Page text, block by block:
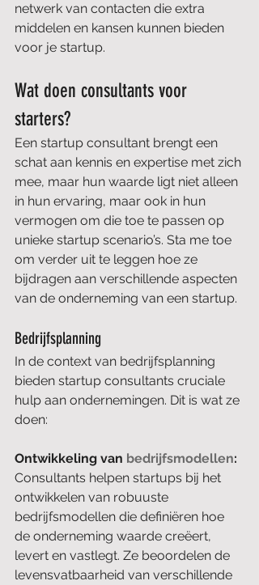
netwerk van contacten die extra
middelen en kansen kunnen bieden
voor je startup.
Wat doen consultants voor
starters?
Een startup consultant brengt een
schat aan kennis en expertise met zich
mee, maar hun waarde ligt niet alleen
in hun ervaring, maar ook in hun
vermogen om die toe te passen op
unieke startup scenario’s. Sta me toe
om verder uit te leggen hoe ze
bijdragen aan verschillende aspecten
van de onderneming van een startup.
Bedrijfsplanning
In de context van bedrijfsplanning
bieden startup consultants cruciale
hulp aan ondernemingen. Dit is wat ze
doen:
Ontwikkeling van bedrijfsmodellen:
Consultants helpen startups bij het
ontwikkelen van robuuste
bedrijfsmodellen die definiëren hoe
de onderneming waarde creëert,
levert en vastlegt. Ze beoordelen de
levensvatbaarheid van verschillende